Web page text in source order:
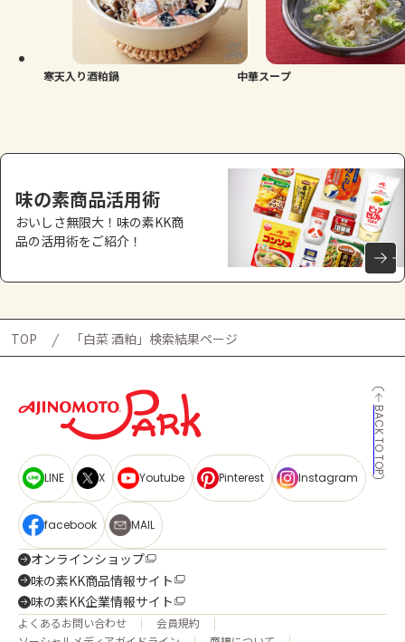
寒天入り酒粕鍋 中華スープ
味の素商品活用術
おいしさ無限大！味の素KK商
品の活用術をご紹介！
TOP 「白菜 酒粕」検索結果ページ
BACK TO TOP
LINE X Youtube Pinterest Instagram
facebook MAIL
オンラインショップ
味の素KK商品情報サイト
味の素KK企業情報サイト
よくあるお問い合わせ
会員規約